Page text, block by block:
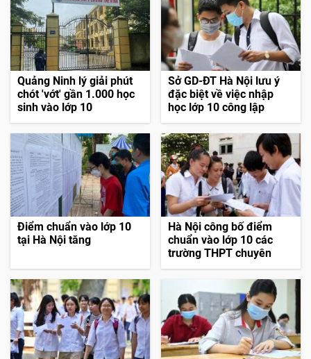
Quảng Ninh lý giải phút
chót 'vớt' gần 1.000 học
sinh vào lớp 10
Sở GD-ĐT Hà Nội lưu ý
đặc biệt về việc nhập
học lớp 10 công lập
Điểm chuẩn vào lớp 10
tại Hà Nội tăng
Hà Nội công bố điểm
chuẩn vào lớp 10 các
trường THPT chuyên